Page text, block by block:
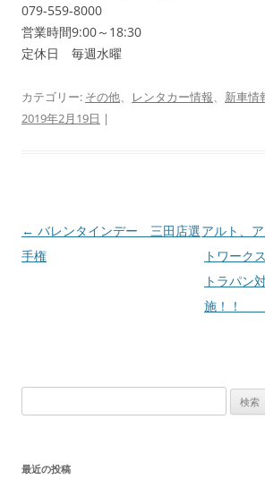
079-559-8000
営業時間9:00～18:30
定休日 毎週水曜
カテゴリー: その他、 レンタカー情報、 新車情
2019年2月19日 |
投
稿
← バレンタインデー 三田店選
手権
アルト、
トワーク
トラパン
施！！
索:
最近の投稿